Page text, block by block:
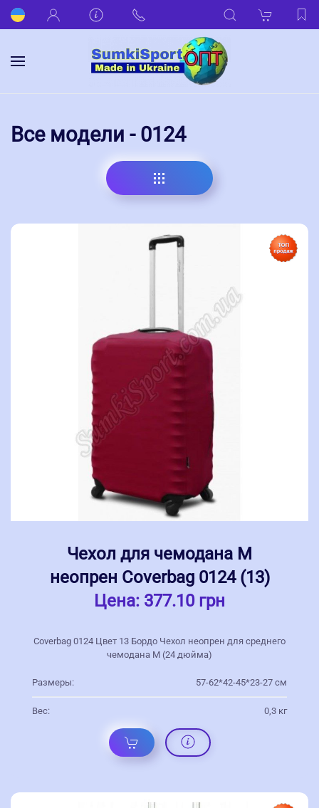
Все модели - 0124
Чехол для чемодана M
неопрен Coverbag 0124 (13)
Цена: 377.10 грн
Coverbag 0124 Цвет 13 Бордо Чехол неопрен для среднего
чемодана M (24 дюйма)
Размеры: 57-62*42-45*23-27 см
Вес: 0,3 кг